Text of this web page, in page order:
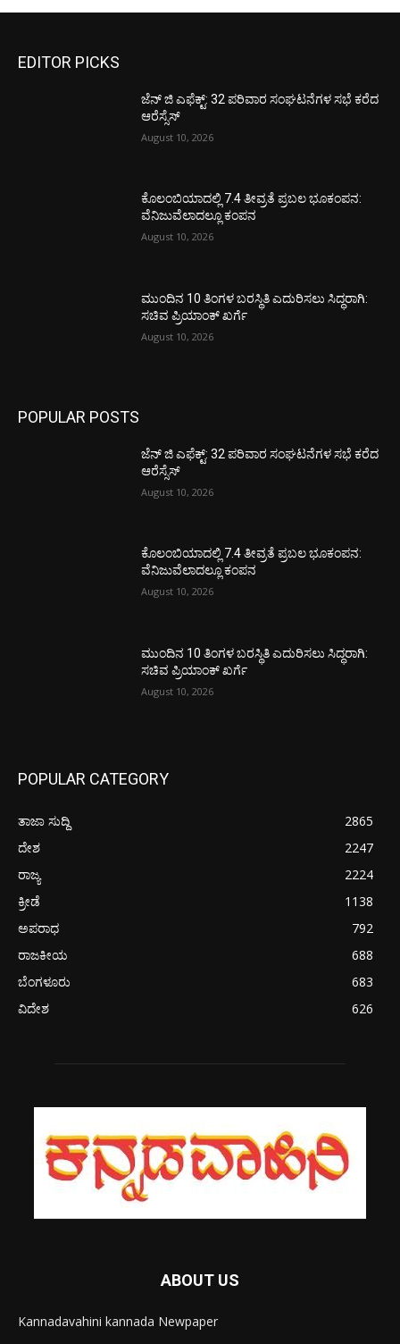
EDITOR PICKS
ಜೆನ್ ಜಿ ಎಫೆಕ್ಟ್: 32 ಪರಿವಾರ ಸಂಘಟನೆಗಳ ಸಭೆ ಕರೆದ
ಆರೆಸ್ಸೆಸ್
August 10, 2026
ಕೊಲಂಬಿಯಾದಲ್ಲಿ 7.4 ತೀವ್ರತೆ ಪ್ರಬಲ ಭೂಕಂಪನ:
ವೆನಿಜುವೆಲಾದಲ್ಲೂ ಕಂಪನ
August 10, 2026
ಮುಂದಿನ 10 ತಿಂಗಳ ಬರಸ್ಥಿತಿ ಎದುರಿಸಲು ಸಿದ್ಧರಾಗಿ:
ಸಚಿವ ಪ್ರಿಯಾಂಕ್ ಖರ್ಗೆ
August 10, 2026
POPULAR POSTS
ಜೆನ್ ಜಿ ಎಫೆಕ್ಟ್: 32 ಪರಿವಾರ ಸಂಘಟನೆಗಳ ಸಭೆ ಕರೆದ
ಆರೆಸ್ಸೆಸ್
August 10, 2026
ಕೊಲಂಬಿಯಾದಲ್ಲಿ 7.4 ತೀವ್ರತೆ ಪ್ರಬಲ ಭೂಕಂಪನ:
ವೆನಿಜುವೆಲಾದಲ್ಲೂ ಕಂಪನ
August 10, 2026
ಮುಂದಿನ 10 ತಿಂಗಳ ಬರಸ್ಥಿತಿ ಎದುರಿಸಲು ಸಿದ್ಧರಾಗಿ:
ಸಚಿವ ಪ್ರಿಯಾಂಕ್ ಖರ್ಗೆ
August 10, 2026
POPULAR CATEGORY
ತಾಜಾ ಸುದ್ದಿ
2865
ದೇಶ
2247
ರಾಜ್ಯ
2224
ಕ್ರೀಡೆ
1138
ಅಪರಾಧ
792
ರಾಜಕೀಯ
688
ಬೆಂಗಳೂರು
683
ವಿದೇಶ
626
ABOUT US
Kannadavahini kannada Newpaper